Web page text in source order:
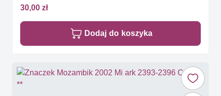
30,00 zł
Dodaj do koszyka